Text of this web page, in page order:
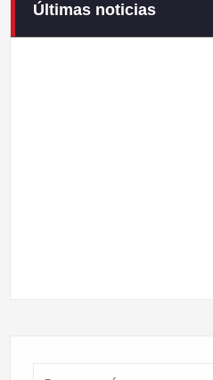
entradas
Últimas noticias
Campaneirus 2026